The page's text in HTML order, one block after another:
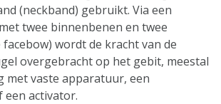
(neckband) gebruikt. Via een
twee binnenbenen en twee
wordt de kracht van de
overgebracht op het gebit, meestal
met vaste apparatuur, een
activator.